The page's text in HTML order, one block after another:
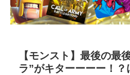
【モンスト】最後の最
ラ”がキターーーー！